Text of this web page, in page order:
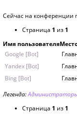
Сейчас на конференции
Страница 1 из 1
Имя пользователя
Google [Bot]
Yandex [Bot]
Bing [Bot]
Легенда:
Страница 1 из 1